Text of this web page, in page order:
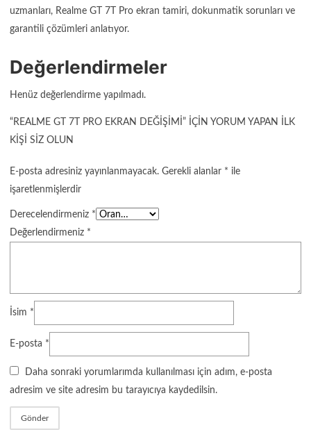
uzmanları, Realme GT 7T Pro ekran tamiri, dokunmatik sorunları ve
garantili çözümleri anlatıyor.
Değerlendirmeler
Henüz değerlendirme yapılmadı.
“REALME GT 7T PRO EKRAN DEĞIŞIMI” IÇIN YORUM YAPAN ILK
KIŞI SIZ OLUN
E-posta adresiniz yayınlanmayacak. Gerekli alanlar * ile
işaretlenmişlerdir
Derecelendirmeniz *
Değerlendirmeniz *
İsim *
E-posta *
Daha sonraki yorumlarımda kullanılması için adım, e-posta
adresim ve site adresim bu tarayıcıya kaydedilsin.